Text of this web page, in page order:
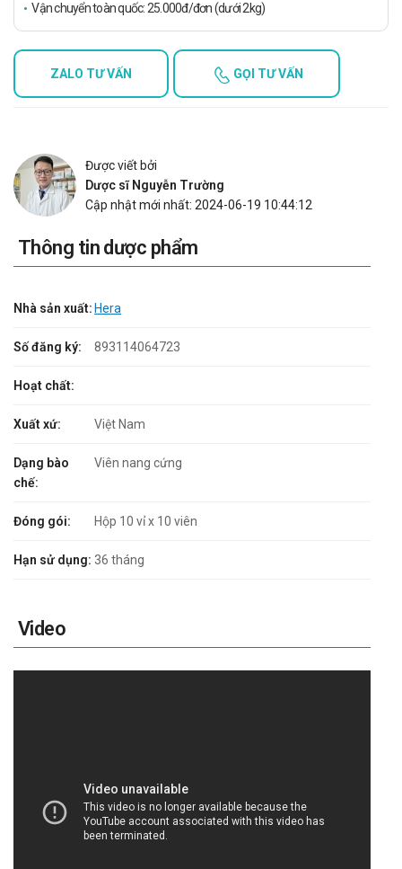
Vận chuyển toàn quốc: 25.000đ/đơn (dưới 2kg)
ZALO TƯ VẤN GỌI TƯ VẤN
Được viết bởi
Dược sĩ Nguyễn Trường
Cập nhật mới nhất: 2024-06-19 10:44:12
Thông tin dược phẩm
Nhà sản xuất: Hera
Số đăng ký: 893114064723
Hoạt chất:
Xuất xứ: Việt Nam
Dạng bào
chế:
Viên nang cứng
Đóng gói: Hộp 10 vỉ x 10 viên
Hạn sử dụng: 36 tháng
Video